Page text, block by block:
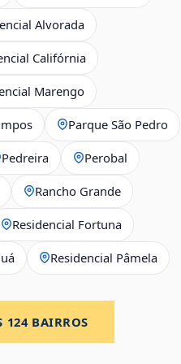
Alvorada
Califórnia
Marengo
Parque São Pedro
Pedreira Perobal
Rancho Grande
Residencial Fortuna
Residencial Pâmela
124BAIRROS